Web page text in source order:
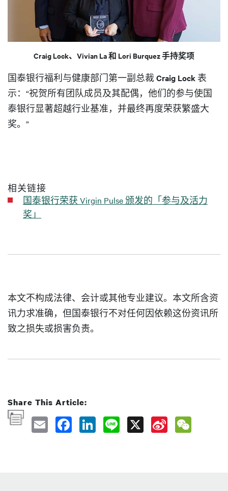
Craig Lock、Vivian La 和 Lori Burquez 手持奖项
国泰银行福利与健康部门第一副总裁Craig Lock 表
示：“祝贺所有团队成员及其配偶，他们的参与使国
泰银行显著超越行业基准，并最终再度荣获繁盛大
奖。”
相关链接
国泰银行荣获 Virgin Pulse 颁发的「参与及活力
奖」
本文不构成法律、会计或其他专业建议。本文所含资
讯力求准确，但国泰银行不对任何因依赖这份资讯所
致之损失或损害负责。
Share This Article: